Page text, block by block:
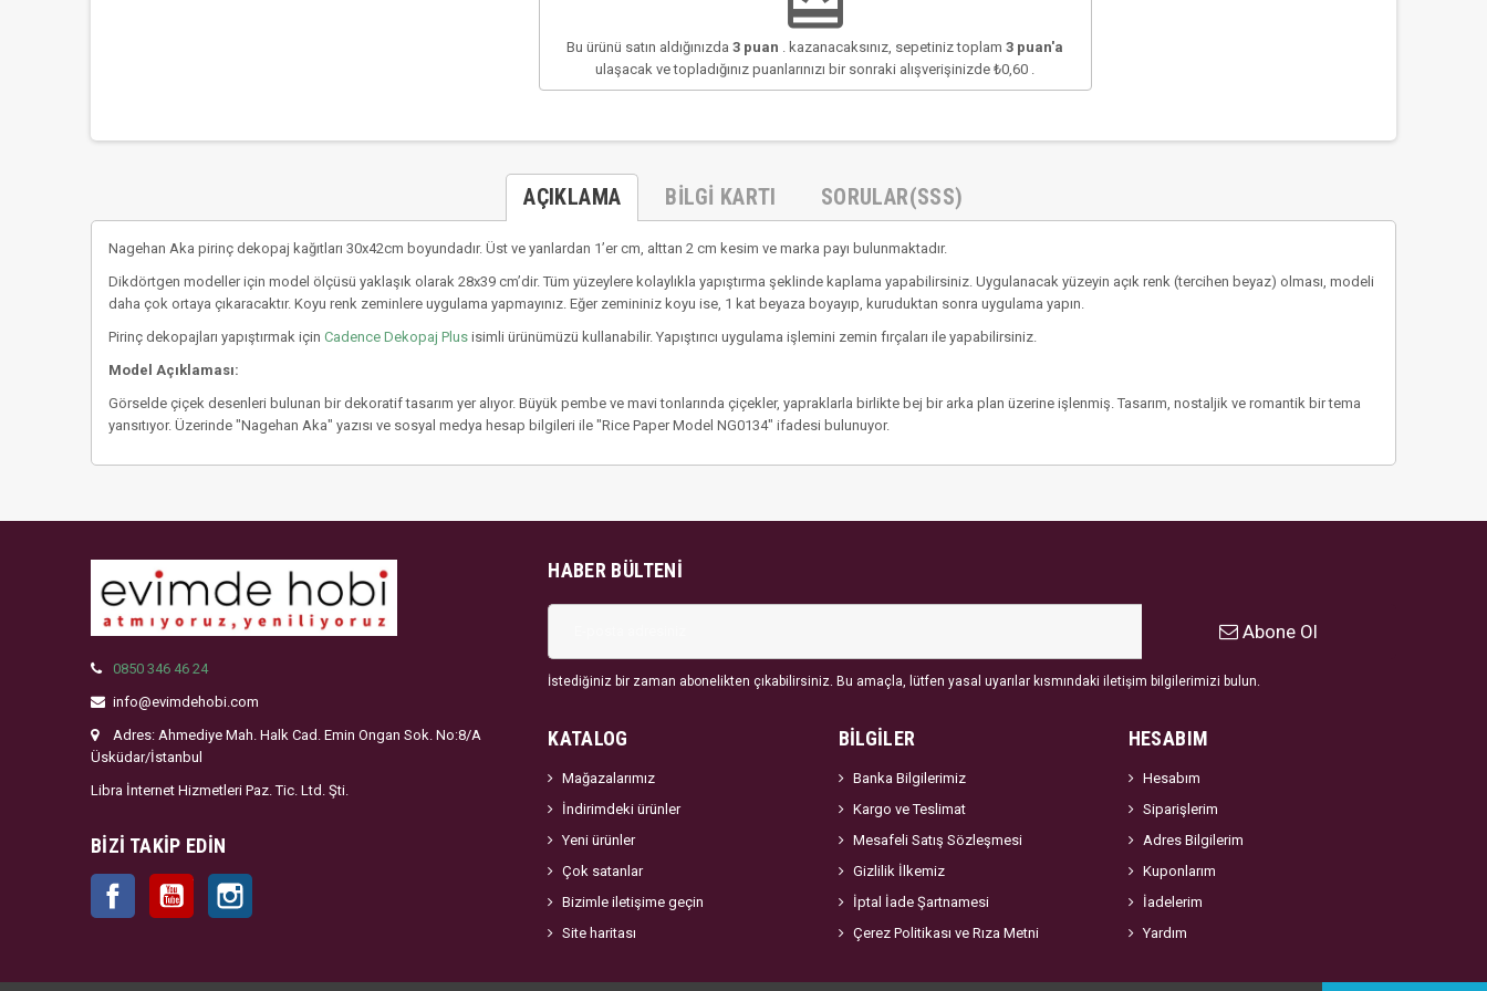
Bu ürünü satın aldığınızda3 puan . kazanacaksınız, sepetiniz toplam3 puan'a
ulaşacak ve topladığınız puanlarınızı bir sonraki alışverişinizde₺0,60
AÇIKLAMA BILGI KARTI SORULAR(SSS)
Nagehan Aka pirinç dekopaj kağıtları 30x42cm boyundadır. Üst ve yanlardan 1’er cm, alttan 2 cm kesim ve marka payı bulunmaktadır.
Dikdörtgen modeller için model ölçüsü yaklaşık olarak 28x39 cm’dir. Tüm yüzeylere kolaylıkla yapıştırma şeklinde kaplama yapabilirsiniz. Uygulanacak yüzeyin açık renk (tercihen beyaz) olması, modeli
daha çok ortaya çıkaracaktır. Koyu renk zeminlere uygulama yapmayınız. Eğer zemininiz koyu ise, 1 kat beyaza boyayıp, kuruduktan sonra uygulama yapın.
Pirinç dekopajları yapıştırmak için Cadence Dekopaj Plus isimli ürünümüzü kullanabilir. Yapıştırıcı uygulama işlemini zemin fırçaları ile yapabilirsiniz.
Model Açıklaması:
Görselde çiçek desenleri bulunan bir dekoratif tasarım yer alıyor. Büyük pembe ve mavi tonlarında çiçekler, yapraklarla birlikte bej bir arka plan üzerine işlenmiş. Tasarım, nostaljik ve romantik bir tema
yansıtıyor. Üzerinde "Nagehan Aka" yazısı ve sosyal medya hesap bilgileri ile "Rice Paper Model NG0134" ifadesi bulunuyor.
0850 346 46 24
info@evimdehobi.com
Adres: Ahmediye Mah. Halk Cad. Emin Ongan Sok. No:8/A
Üsküdar/İstanbul
Libra İnternet Hizmetleri Paz. Tic. Ltd. Şti.
BIZI TAKIP EDIN
Facebook YouTube
HABER BÜLTENI
Abone Ol
İstediğiniz bir zaman abonelikten çıkabilirsiniz. Bu amaçla, lütfen yasal uyarılar kısmındaki iletişim bilgilerimizi bulun.
KATALOG
Mağazalarımız
İndirimdeki ürünler
Yeni ürünler
Çok satanlar
Bizimle iletişime geçin
Site haritası
BİLGİLER
Banka Bilgilerimiz
Kargo ve Teslimat
Mesafeli Satış Sözleşmesi
Gizlilik İlkemiz
İptal İade Şartnamesi
Çerez Politikası ve Rıza Metni
HESABIM
Hesabım
Siparişlerim
Adres Bilgilerim
Kuponlarım
İadelerim
Yardım